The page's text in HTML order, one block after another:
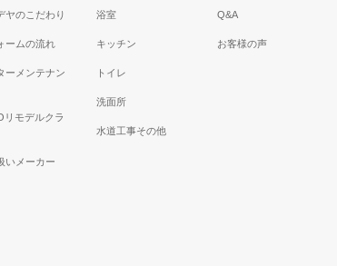
ヤのこだわり
ームの流れ
ーメンテナン
リモデルクラ
いメーカー
浴室
キッチン
トイレ
洗面所
水道工事その他
Q&A
お客様の声